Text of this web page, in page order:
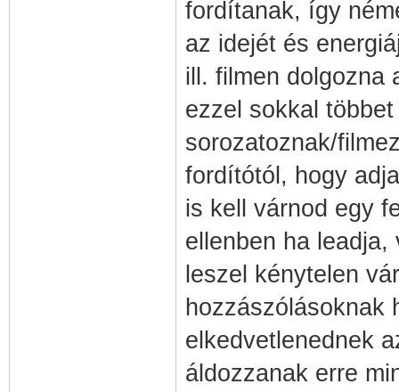
fordítanak, így
az idejét és
ill. filmen dolgozna
ezzel sokkal
sorozatoznak/
fordítótól, hogy
is kell várnod egy
ellenben ha
leszel kénytelen
hozzászólásoknak
elkedvetlenednek
áldozzanak erre